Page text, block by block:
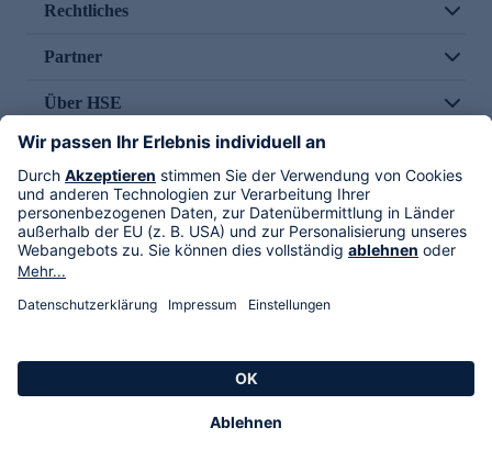
Rechtliches
Partner
Über HSE
Im TV
HSE International